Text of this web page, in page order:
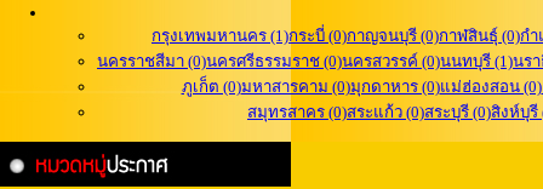
กรุงเทพมหานคร (1)กระบี่ (0)กาญจนบุรี (0)กาฬสินธุ์ (0)กำ
นครราชสีมา (0)นครศรีธรรมราช (0)นครสวรรค์ (0)นนทบุรี (1)นรา
ภูเก็ต (0)มหาสารคาม (0)มุกดาหาร (0)แม่ฮ่องสอน (0)
สมุทรสาคร (0)สระแก้ว (0)สระบุรี (0)สิงห์บุรี